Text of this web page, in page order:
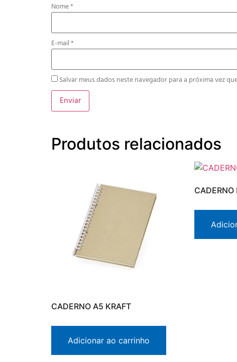
Nome*
E-mail*
Salvar meus dados neste navegador para a próxima vez
Produtos relacionados
CADERNO A5 KRAFT
Adicionar ao carrinho
CADERNO